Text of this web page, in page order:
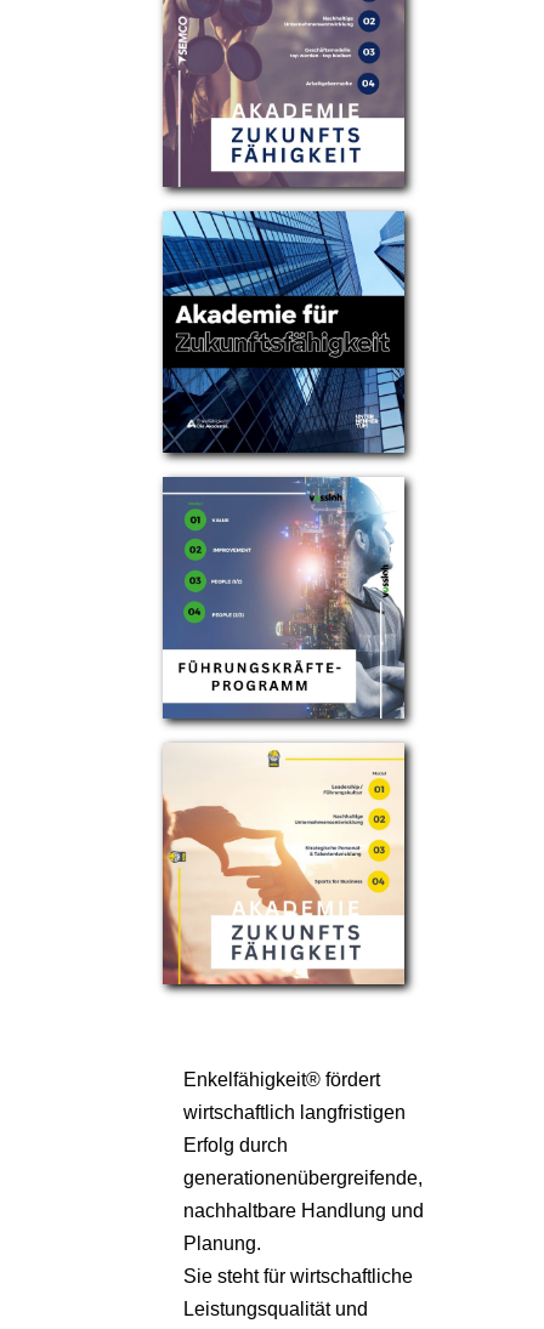
Partner
Über uns
Enkelfähigkeit® fördert
wirtschaftlich langfristigen
Erfolg durch
generationenübergreifende,
nachhaltbare Handlung und
Planung.
Sie steht für wirtschaftliche
Leistungsqualität und